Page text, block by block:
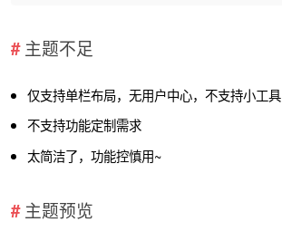
主题不足
仅支持单栏布局，无用户中心，不支持小工具
不支持功能定制需求
太简洁了，功能控慎用~
主题预览